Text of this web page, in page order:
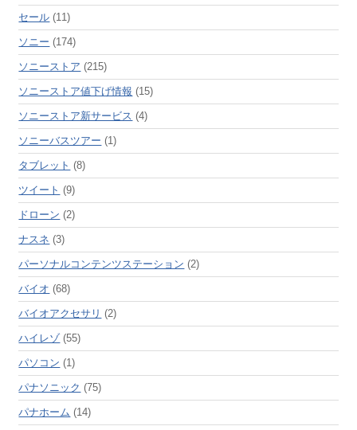
セール (11)
ソニー (174)
ソニーストア (215)
ソニーストア値下げ情報 (15)
ソニーストア新サービス (4)
ソニーバスツアー (1)
タブレット (8)
ツイート (9)
ドローン (2)
ナスネ (3)
パーソナルコンテンツステーション (2)
バイオ (68)
バイオアクセサリ (2)
ハイレゾ(55)
パソコン (1)
パナソニック (75)
パナホーム (14)